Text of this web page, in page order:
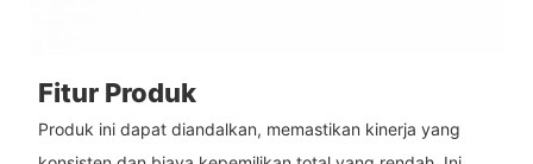
Fitur Produk
Produk ini dapat diandalkan, memastikan kinerja yang